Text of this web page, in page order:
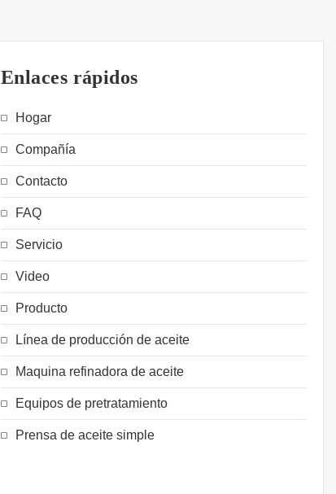
Enlaces rápidos
Hogar
Compañía
Contacto
FAQ
Servicio
Video
Producto
Línea de producción de aceite
Maquina refinadora de aceite
Equipos de pretratamiento
Prensa de aceite simple